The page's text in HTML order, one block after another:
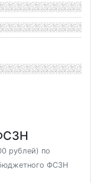
рублей) по
ФСЗН